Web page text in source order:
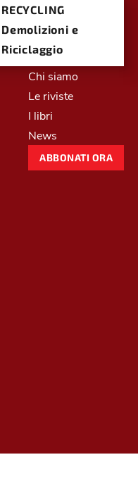
RECYCLING
Demolizioni e
Riciclaggio
Chi siamo
Le riviste
I libri
News
ABBONATI ORA